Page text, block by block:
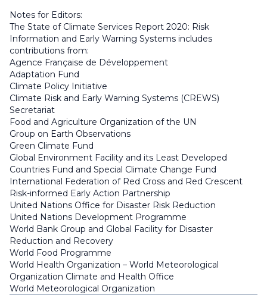
Notes for Editors:
The State of Climate Services Report 2020: Risk
Information and Early Warning Systems includes
contributions from:
Agence Française de Développement
Adaptation Fund
Climate Policy Initiative
Climate Risk and Early Warning Systems (CREWS)
Secretariat
Food and Agriculture Organization of the UN
Group on Earth Observations
Green Climate Fund
Global Environment Facility and its Least Developed
Countries Fund and Special Climate Change Fund
International Federation of Red Cross and Red Crescent
Risk-informed Early Action Partnership
United Nations Office for Disaster Risk Reduction
United Nations Development Programme
World Bank Group and Global Facility for Disaster
Reduction and Recovery
World Food Programme
World Health Organization – World Meteorological
Organization Climate and Health Office
World Meteorological Organization